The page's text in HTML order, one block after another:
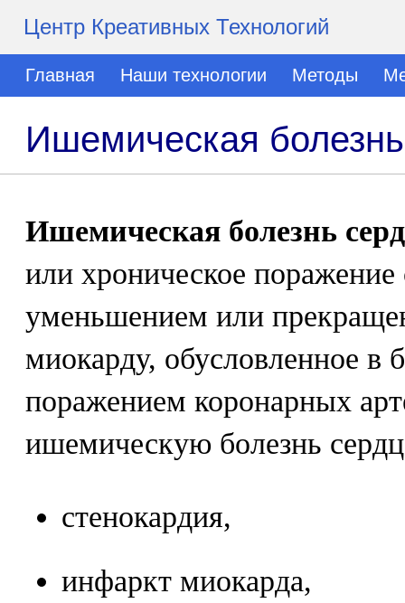
Центр Креативных Технологий
Главная Наши технологии Методы
Ишемическая
Ишемическая болезнь
или хроническое поражение
уменьшением или
миокарду, обусловленное в
поражением коронарных
ишемическую болезнь
стенокардия,
инфаркт миокарда,